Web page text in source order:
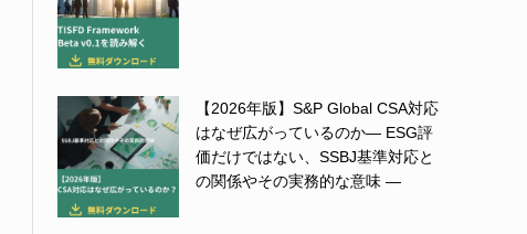
【2026年版】S&P Global CSA対応
はなぜ広がっているのか― ESG評
価だけではない、SSBJ基準対応と
の関係やその実務的な意味 ―